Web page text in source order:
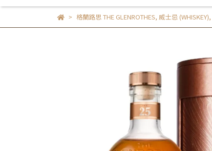
格蘭路思 THE GLENROTHES, 威士忌 (WHISKEY),